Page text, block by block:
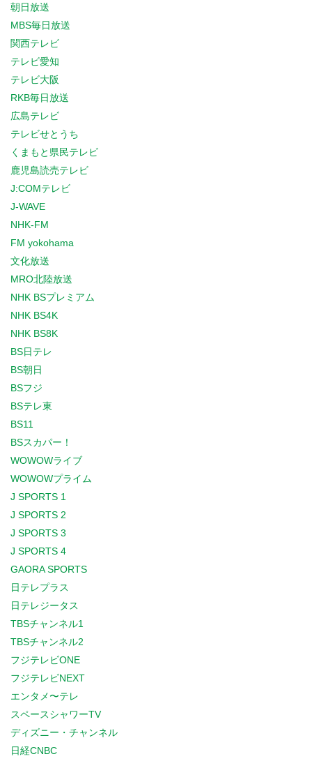
朝日放送
MBS毎日放送
関西テレビ
テレビ愛知
テレビ大阪
RKB毎日放送
広島テレビ
テレビせとうち
くまもと県民テレビ
鹿児島読売テレビ
J:COMテレビ
J-WAVE
NHK-FM
FM yokohama
文化放送
MRO北陸放送
NHK BSプレミアム
NHK BS4K
NHK BS8K
BS日テレ
BS朝日
BSフジ
BSテレ東
BS11
BSスカパー！
WOWOWライブ
WOWOWプライム
J SPORTS 1
J SPORTS 2
J SPORTS 3
J SPORTS 4
GAORA SPORTS
日テレプラス
日テレジータス
TBSチャンネル1
TBSチャンネル2
フジテレビONE
フジテレビNEXT
エンタメ〜テレ
スペースシャワーTV
ディズニー・チャンネル
日経CNBC